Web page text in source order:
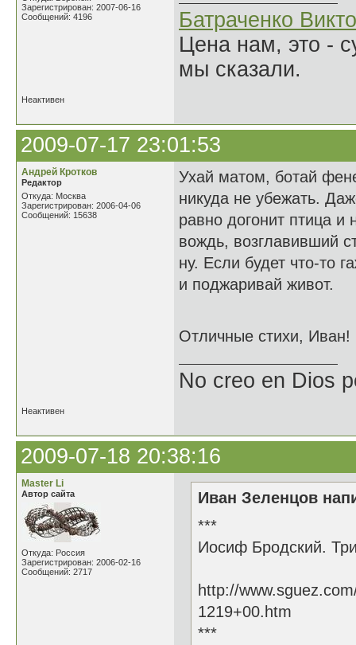
Зарегистрирован: 2007-06-16
Сообщений: 4196
Батраченко
Цена нам, это -
мы сказали.
Неактивен
2009-07-17 23:01:53
Андрей Кротков
Редактор
Откуда: Москва
Зарегистрирован: 2006-04-06
Сообщений: 15638
Ухай матом, ботай
никуда не убежать.
равно догонит птица
вождь, возглавивший
ну. Если будет что-то
и поджаривай живот.
Отличные стихи, Иван!
No creo en Dios
Неактивен
2009-07-18 20:38:16
Master Li
Автор сайта
Откуда: Россия
Зарегистрирован: 2006-02-16
Сообщений: 2717
Иван Зеленцов
***
Иосиф Бродский.
http://
1219+00.htm
***